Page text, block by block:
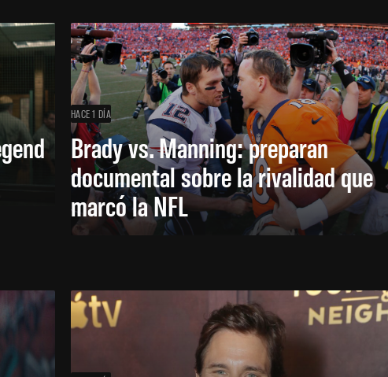
HACE 1 DÍA
Brady vs. Manning: preparan
documental sobre la rivalidad que
marcó la NFL